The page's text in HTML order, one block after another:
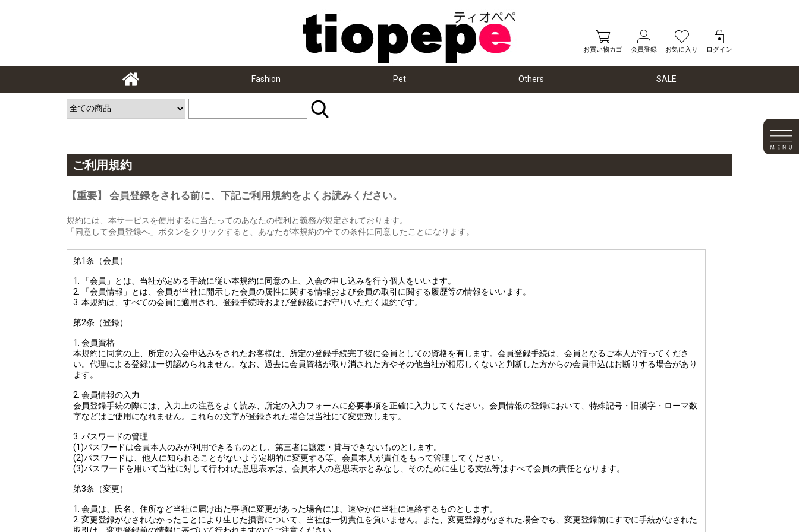
お買い物カゴ 会員登録 お気に入り ログイン
Fashion Pet Others SALE
ご利用規約
【重要】 会員登録をされる前に、下記ご利用規約をよくお読みください。
規約には、本サービスを使用するに当たってのあなたの権利と義務が規定されております。
「同意して会員登録へ」ボタンをクリックすると、あなたが本規約の全ての条件に同意したことになります。